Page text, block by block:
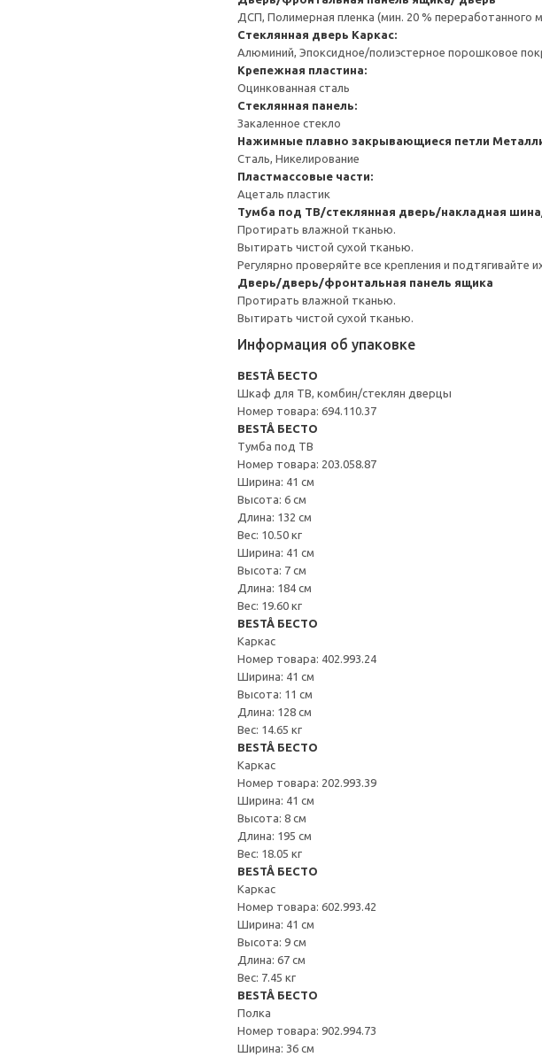
ДСП, Полимерная пленка (мин. 20 % переработанного
Стеклянная дверь Каркас:
Алюминий, Эпоксидное/полиэстерное порошковое
Крепежная пластина:
Оцинкованная сталь
Стеклянная панель:
Закаленное стекло
Нажимные плавно закрывающиеся петли
Сталь, Никелирование
Пластмассовые части:
Ацеталь пластик
Тумба под ТВ/стеклянная дверь/накладная
Протирать влажной тканью.
Вытирать чистой сухой тканью.
Регулярно проверяйте все крепления и подтягивайте
Дверь/дверь/фронтальная панель ящика
Протирать влажной тканью.
Вытирать чистой сухой тканью.
Информация об упаковке
BESTÅ БЕСТО
Шкаф для ТВ, комбин/стеклян дверцы
Номер товара: 694.110.37
BESTÅ БЕСТО
Тумба под ТВ
Номер товара: 203.058.87
Ширина: 41 см
Высота: 6 см
Длина: 132 см
Вес: 10.50 кг
Ширина: 41 см
Высота: 7 см
Длина: 184 см
Вес: 19.60 кг
BESTÅ БЕСТО
Каркас
Номер товара: 402.993.24
Ширина: 41 см
Высота: 11 см
Длина: 128 см
Вес: 14.65 кг
BESTÅ БЕСТО
Каркас
Номер товара: 202.993.39
Ширина: 41 см
Высота: 8 см
Длина: 195 см
Вес: 18.05 кг
BESTÅ БЕСТО
Каркас
Номер товара: 602.993.42
Ширина: 41 см
Высота: 9 см
Длина: 67 см
Вес: 7.45 кг
BESTÅ БЕСТО
Полка
Номер товара: 902.994.73
Ширина: 36 см